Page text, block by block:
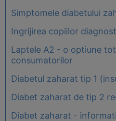
Simptomele diabetului
Ingrijirea copiilor
Laptele A2 - o optiune
consumatorilor
Diabetul zaharat tip 1
Diabet zaharat de tip 2
Diabet zaharat -